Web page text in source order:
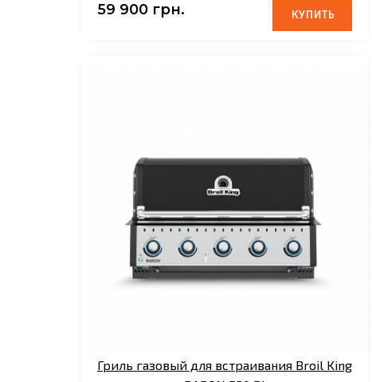
59 900 грн. КУПИТЬ
КУПИТЬ
Гриль газовый для встраивания Broil King